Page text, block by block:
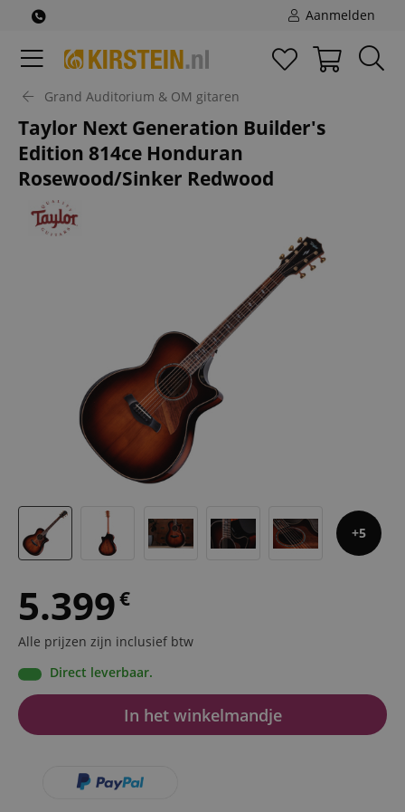
Aanmelden
Grand Auditorium & OM gitaren
Taylor Next Generation Builder's
Edition 814ce Honduran
Rosewood/Sinker Redwood
5
5.399€
Alle prijzen zijn inclusief btw
Direct leverbaar.
In het winkelmandje